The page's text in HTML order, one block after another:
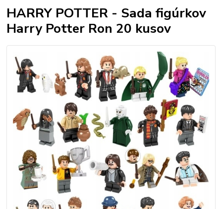
HARRY POTTER - Sada figúrkov
Harry Potter Ron 20 kusov